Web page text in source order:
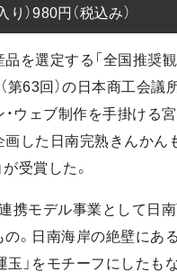
）980円（税込み）
を選定する「全国推奨
第63回）の日本商工会議
・ウェブ制作を手掛ける
した日南完熟きんかん
が受賞した。
携モデル事業として日
。日南海岸の絶壁にあ
運玉」をモチーフにしたも